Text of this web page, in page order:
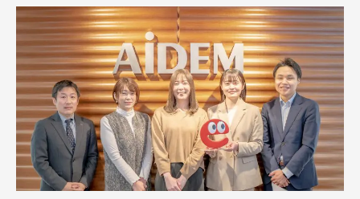
対象製品
Salesforce
ダッシュボ
ードワーク
ショップ
カスタマー
ジャーニー
ワークショ
ト）
対象製品
Salesforce
Tableau
Account
Engagement
Marketing
Cloud
BtoBマ
ーケティング
支援
HubSpot
サクセスパスワークショップ
Tableau
Agentforce
エンジニア派遣
定着・活用支援
Agentforce
HubSpot
導入、定着・活用支援
BtoBマーケティング支援
Salesforceセールスコンサルティング 支援